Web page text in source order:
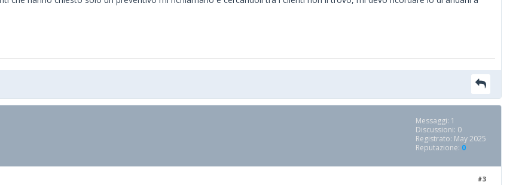
Messaggi: 1
Discussioni: 0
Registrato: May 2025
Reputazione: 0
#3